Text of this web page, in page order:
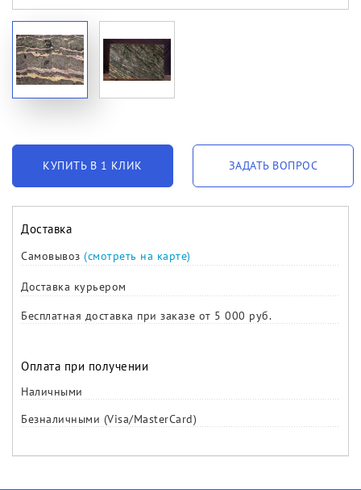
КУПИТЬ В 1 КЛИК ЗАДАТЬ ВОПРОС
Доставка
Самовывоз (смотреть на карте)
Доставка курьером
Бесплатная доставка при заказе от 5 000 руб.
Оплата при получении
Наличными
Безналичными (Visa/MasterCard)